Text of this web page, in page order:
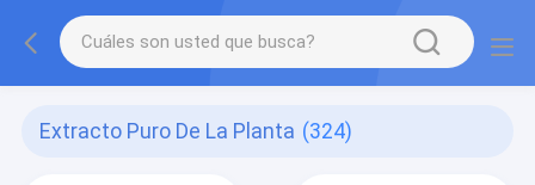
Extracto Puro De La Planta (324)